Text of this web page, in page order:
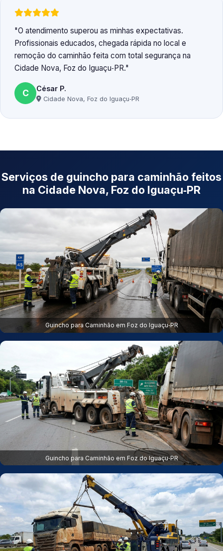
O atendimento superou as minhas expectativas.
Profissionais educados, chegada rápida no local e
remoção do caminhão feita com total segurança na
Cidade Nova, Foz do Iguaçu‑PR.
C César P.
Cidade Nova, Foz do Iguaçu‑PR
Serviços de guincho para caminhão feitos
na Cidade Nova, Foz do Iguaçu‑PR
Guincho para Caminhão em Foz do Iguaçu‑PR
Guincho para Caminhão em Foz do Iguaçu‑PR